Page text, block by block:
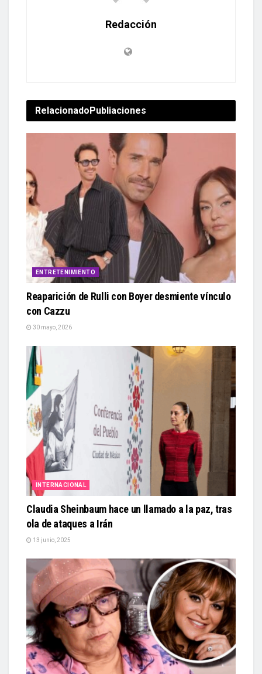
Redacción
RelacionadoPubliaciones
ENTRETENIMIENTO
Reaparición de Rulli con Boyer desmiente vínculo
con Cazzu
30 mayo, 2026
INTERNACIONAL
Claudia Sheinbaum hace un llamado a la paz, tras
ola de ataques a Irán
13 junio, 2025